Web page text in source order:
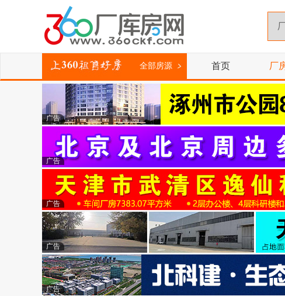
全部房源 首页 厂
广告
广告
广告
广告
广告